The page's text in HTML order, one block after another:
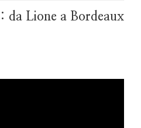
da Lione a Bordeaux